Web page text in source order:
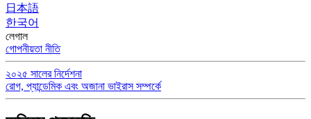
日本語
한국어
লেগাল
গোপনীয়তা নীতি
২০২৫ সালের নির্দেশনা
রোগ, প্যান্ডেমিক এবং অজানা ভাইরাস সম্পর্কে